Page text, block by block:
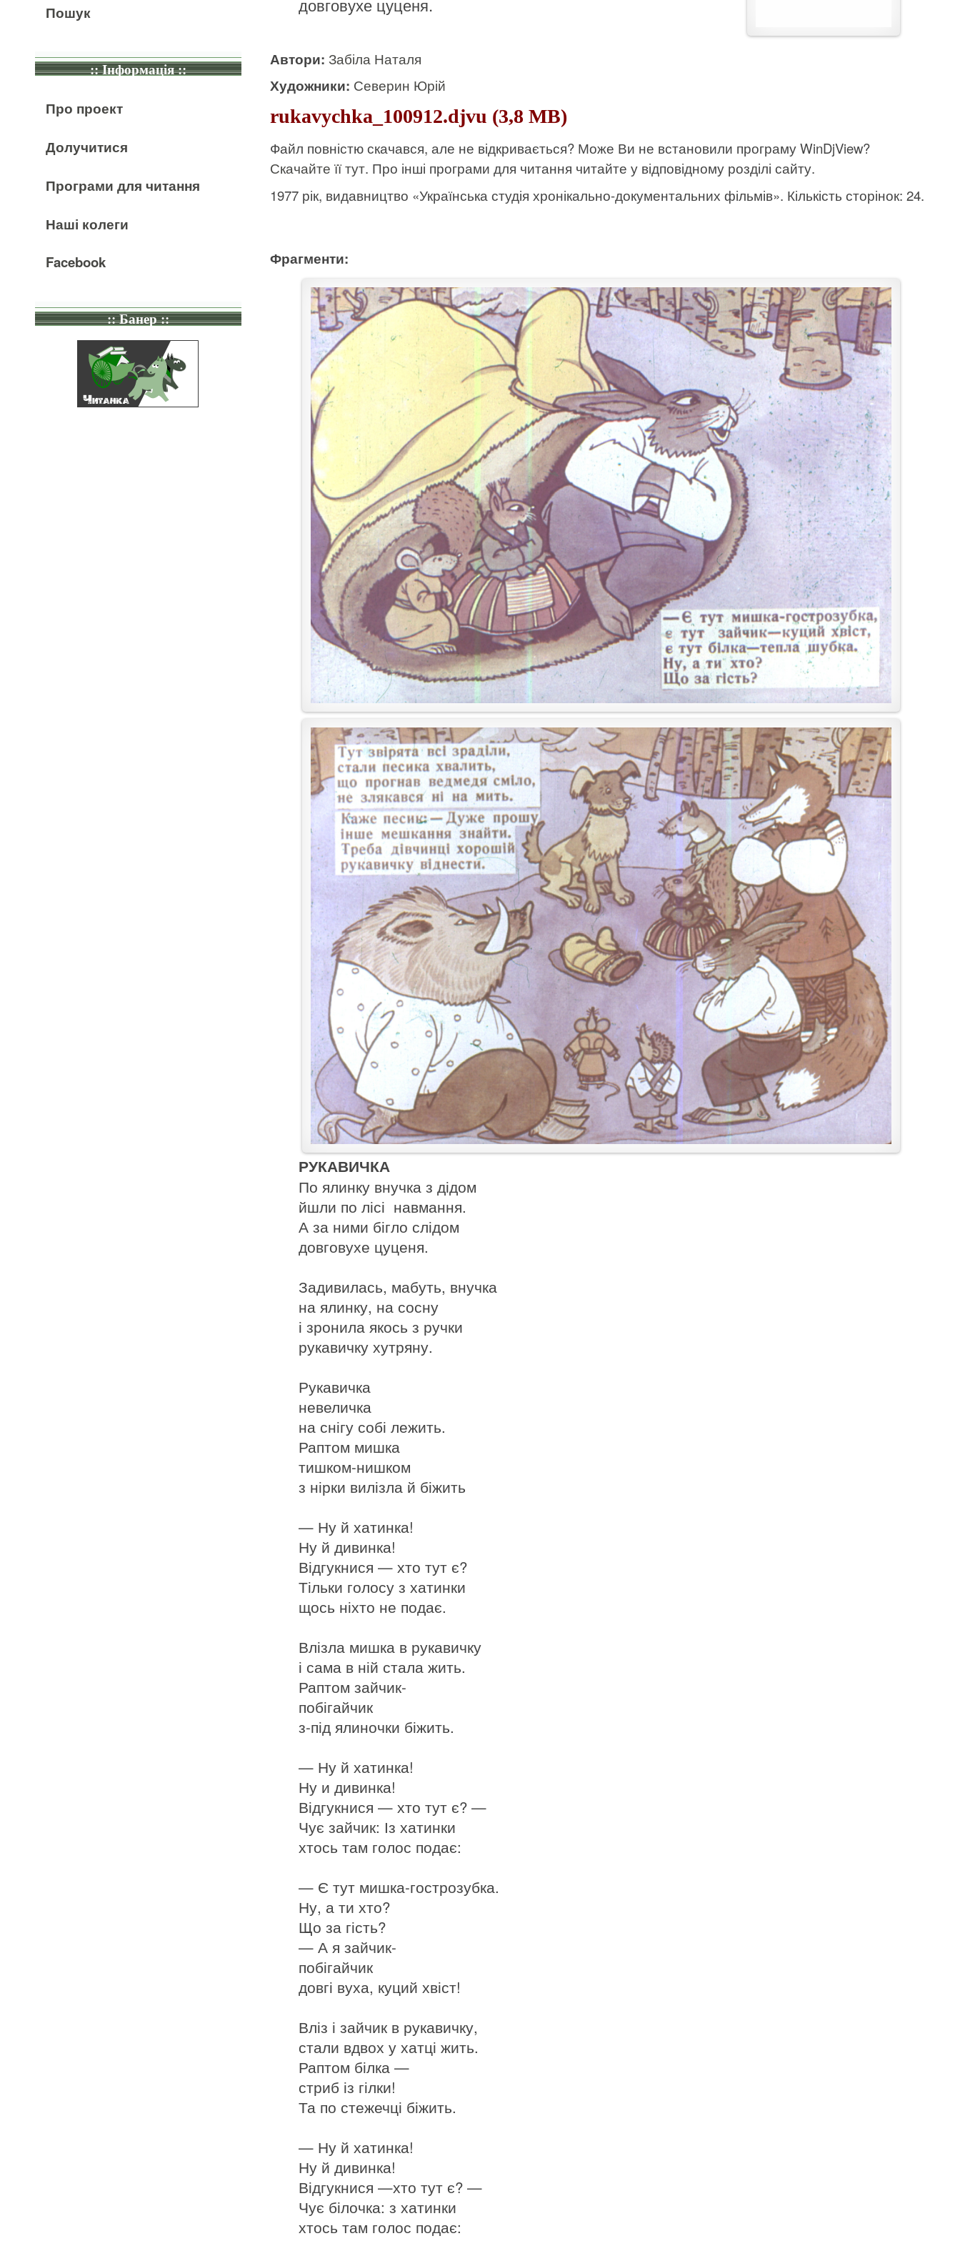
Пошук
:: Інформація ::
Про проект
Долучитися
Програми для читання
Наші колеги
Facebook
:: Банер ::
Автори: Забіла Наталя
Художники: Северин Юрій
rukavychka_100912.djvu (3,8 MB)
Файл повністю скачався, але не відкривається? Може Ви не встановили програму WinDjView?
Скачайте її тут. Про інші програми для читання читайте у відповідному розділі сайту.
1977 рік, видавництво «Українська студія хронікально-документальних фільмів». Кількість сторінок: 24.
Фрагменти:
РУКАВИЧКА
По ялинку внучка з дідом
йшли по лісі навмання.
А за ними бігло слідом
довговухе цуценя.
Задивилась, мабуть, внучка
на ялинку, на сосну
і зронила якось з ручки
рукавичку хутряну.
Рукавичка
невеличка
на снігу собі лежить.
Раптом мишка
тишком-нишком
з нірки вилізла й біжить
— Ну й хатинка!
Ну й дивинка!
Відгукнися — хто тут є?
Тільки голосу з хатинки
щось ніхто не подає.
Влізла мишка в рукавичку
і сама в ній стала жить.
Раптом зайчик-
побігайчик
з-під ялиночки біжить.
— Ну й хатинка!
Ну и дивинка!
Відгукнися — хто тут є? —
Чує зайчик: Із хатинки
хтось там голос подає:
— Є тут мишка-гострозубка.
Ну, а ти хто?
Що за гість?
— А я зайчик-
побігайчик
довгі вуха, куций хвіст!
Вліз і зайчик в рукавичку,
стали вдвох у хатці жить.
Раптом білка —
стриб із гілки!
Та по стежечці біжить.
— Ну й хатинка!
Ну й дивинка!
Відгукнися —хто тут є? —
Чує білочка: з хатинки
хтось там голос подає: